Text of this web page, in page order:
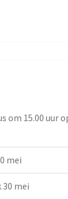
om 15.00 uur
mei
30 mei